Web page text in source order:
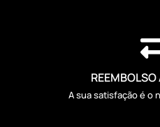
A sua satisfação é o